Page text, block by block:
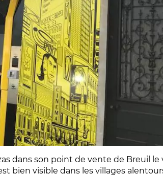
dans son point de vente de Breuil le
bien visible dans les villages